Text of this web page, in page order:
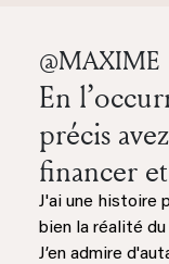
@MAXIME
En
précis
financer
J'ai une histoire
bien la réalité du
J’en admire